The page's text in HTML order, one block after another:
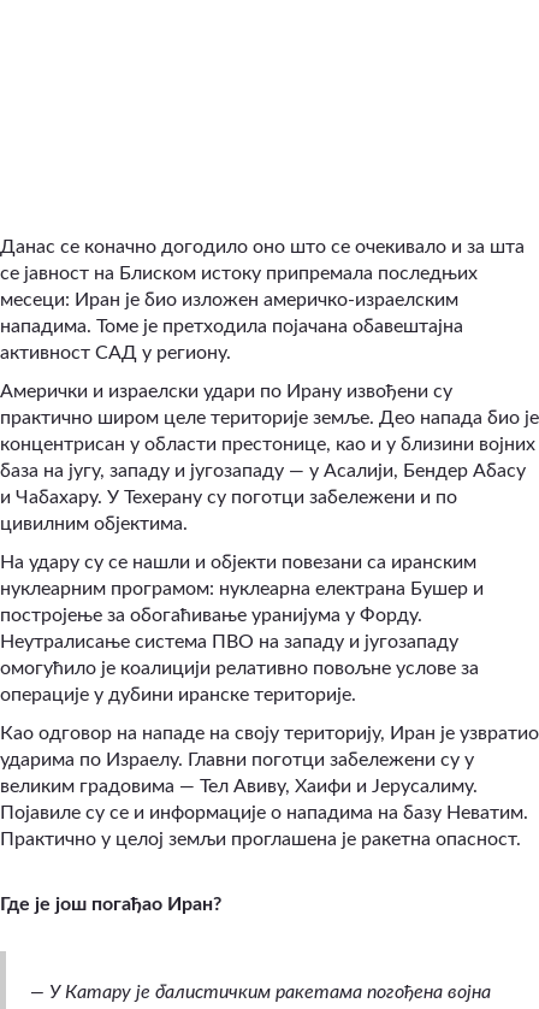
Данас се коначно догодило оно што се очекивало и за шта
се јавност на Блиском истоку припремала последњих
месеци: Иран је био изложен америчко-израелским
нападима. Томе је претходила појачана обавештајна
активност САД у региону.
Амерички и израелски удари по Ирану извођени су
практично широм целе територије земље. Део напада био је
концентрисан у области престонице, као и у близини војних
база на југу, западу и југозападу — у Асалији, Бендер Абасу
и Чабахару. У Техерану су поготци забележени и по
цивилним објектима.
На удару су се нашли и објекти повезани са иранским
нуклеарним програмом: нуклеарна електрана Бушер и
постројење за обогаћивање уранијума у Форду.
Неутралисање система ПВО на западу и југозападу
омогућило је коалицији релативно повољне услове за
операције у дубини иранске територије.
Као одговор на нападе на своју територију, Иран је узвратио
ударима по Израелу. Главни поготци забележени су у
великим градовима — Тел Авиву, Хаифи и Јерусалиму.
Појавиле су се и информације о нападима на базу Неватим.
Практично у целој земљи проглашена је ракетна опасност.
Где је још погађао Иран?
— У Катару је балистичким ракетама погођена војна